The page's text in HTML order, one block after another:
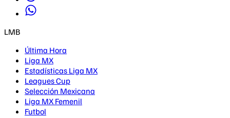
LMB
Última Hora
Liga MX
Estadísticas Liga MX
Leagues Cup
Selección Mexicana
Liga MX Femenil
Futbol